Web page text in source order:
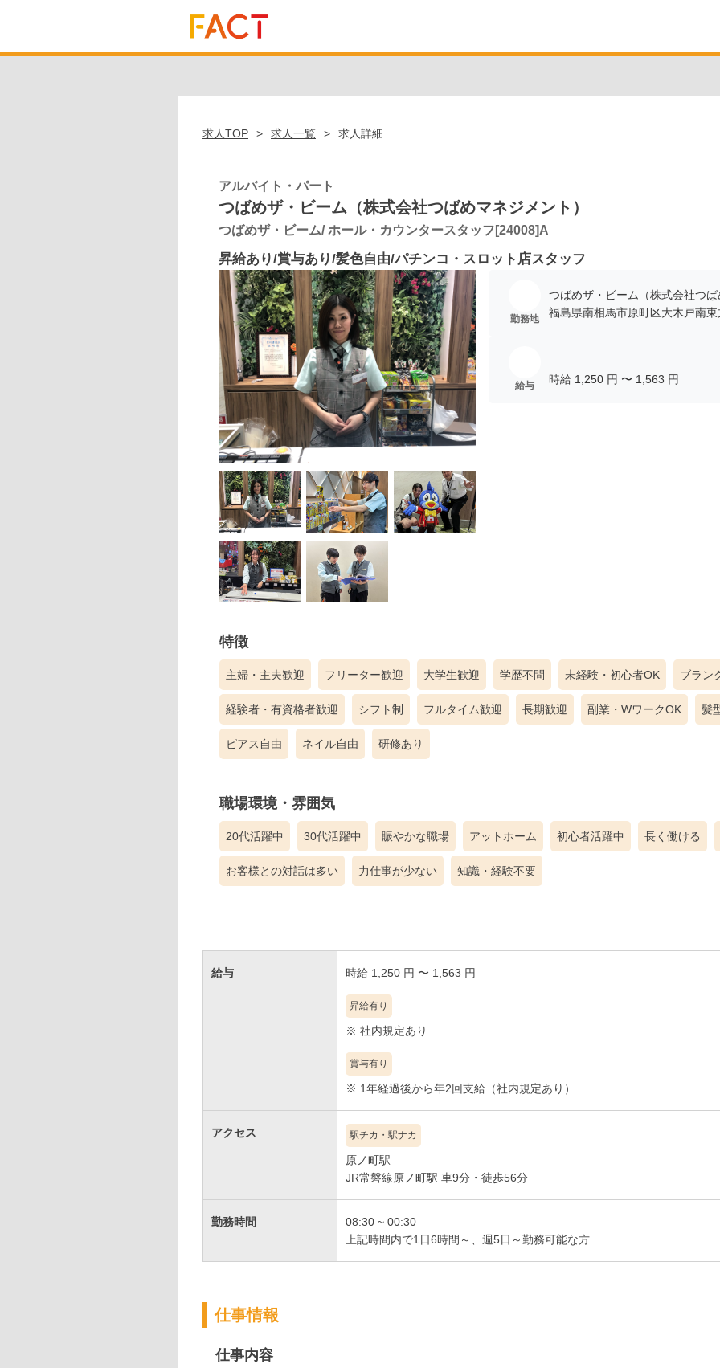
求人TOP 求人一覧 求人詳細
アルバイト・パート
つばめザ・ビーム（株式会社つばめマネジメント）
つばめザ・ビーム/ ホール・カウンタースタッフ[24008]A
昇給あり/賞与あり/髪色自由/パチンコ・スロット店スタッフ
勤務地
つばめザ・ビーム（株式会社つ
福島県南相馬市原町区大木戸南
給与
特徴
主婦・主夫歓迎 フリーター歓迎 大学生歓迎 学歴不問 未経験・初心者OK ブラン
経験者・有資格者歓迎 シフト制 フルタイム歓迎 長期歓迎 副業・WワークOK 髪
ピアス自由 ネイル自由 研修あり
職場環境・雰囲気
20代活躍中 30代活躍中 賑やかな職場 アットホーム 初心者活躍中 長く働ける
お客様との対話は多い 力仕事が少ない 知識・経験不要
給与 時給 1,250 円 〜 1,563 円
昇給有り
社内規定あり
賞与有り
1年経過後から年2回支給（社内規定あり）
アクセス 駅チカ・駅ナカ
原ノ町駅
JR常磐線原ノ町駅 車9分・徒歩56分
勤務時間
08:30 ~ 00:30
上記時間内で1日6時間～、週5日～勤務可能な方
仕事情報
仕事内容